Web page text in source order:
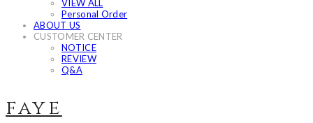
VIEW ALL
Personal Order
ABOUT US
CUSTOMER CENTER
NOTICE
REVIEW
Q&A
faye